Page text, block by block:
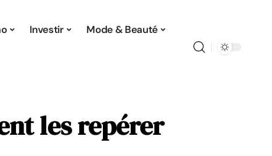
Investir Mode & Beauté
les repérer